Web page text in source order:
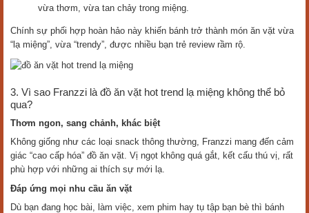
vừa thơm, vừa tan chảy trong miệng.
Chính sự phối hợp hoàn hảo này khiến bánh trở thành món ăn vặt vừa
“lạ miệng”, vừa “trendy”, được nhiều bạn trẻ review rầm rộ.
3. Vì sao Franzzi là đồ ăn vặt hot trend lạ miệng không thể bỏ
qua?
Thơm ngon, sang chảnh, khác biệt
Không giống như các loại snack thông thường, Franzzi mang đến cảm
giác “cao cấp hóa” đồ ăn vặt. Vị ngọt không quá gắt, kết cấu thú vị, rất
phù hợp với những ai thích sự mới lạ.
Đáp ứng mọi nhu cầu ăn vặt
Dù bạn đang học bài, làm việc, xem phim hay tụ tập bạn bè thì bánh